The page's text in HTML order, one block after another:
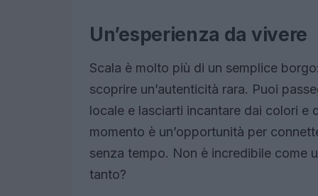
Un’esperienza da vivere
Scala è molto più di un semplice
scoprire un’autenticità rara. Puoi
locale e lasciarti incantare dai colori e
momento è un’opportunità per
senza tempo. Non è incredibile come
tanto?